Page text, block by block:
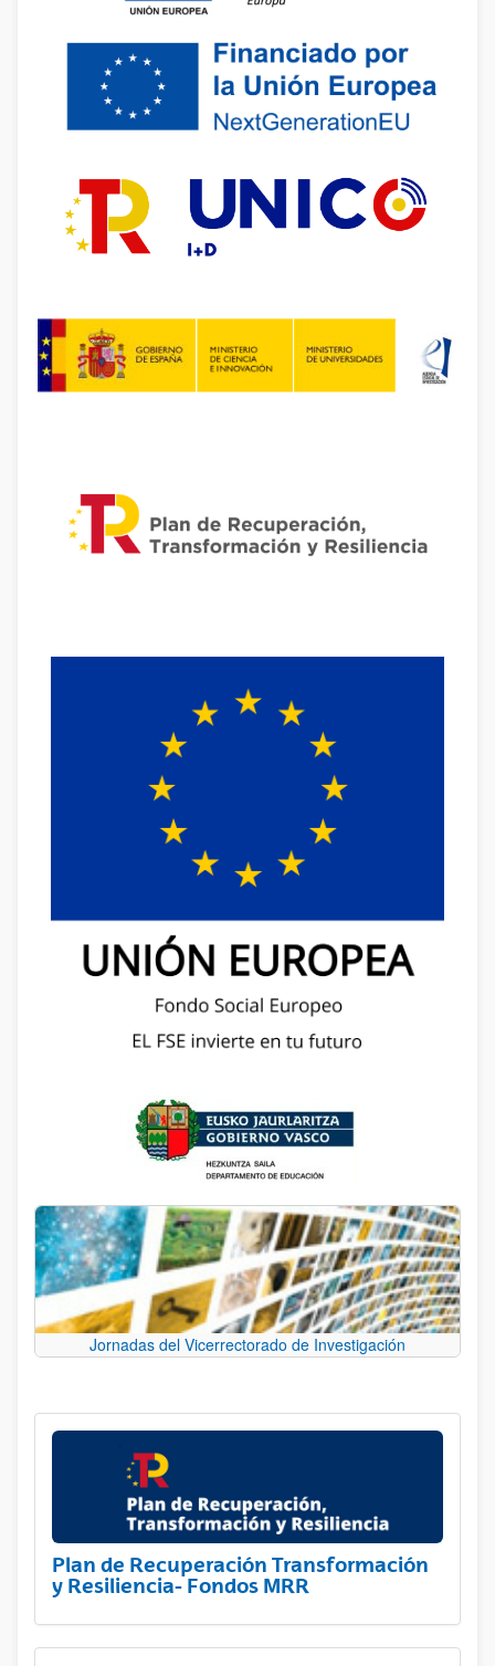
Jornadas del Vicerrectorado de Investigación
Plan de Recuperación Transformación
y Resiliencia- Fondos MRR